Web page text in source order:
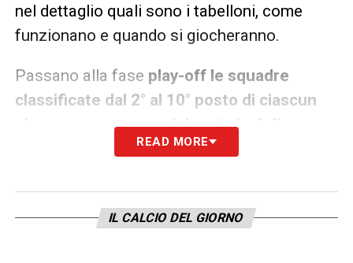
nel dettaglio quali sono i tabelloni, come
funzionano e quando si giocheranno.
Passano alla fase play-off le squadre
classificate dal 2° al 10° posto di ciascun
e vengonoposizionate in 4 diverse
fasi del tabellone.
Ilprimo turnoriguarda iplay-off del girone.
A questi prendono parte le squadre piazzate
READ MORE
IL CALCIO DEL GIORNO